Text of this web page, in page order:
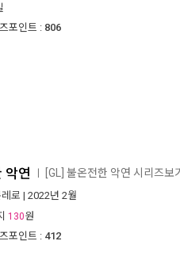
포인트 : 806
악연 [GL] 불온전한 악연 시리즈보기
로 | 2022년 2월
130원
포인트 : 412